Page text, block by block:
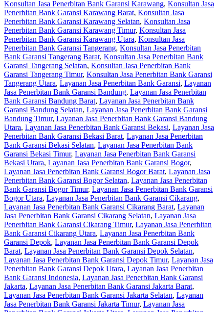
Konsultan Jasa Penerbitan Bank Garansi Karawang, Konsultan Jasa
Penerbitan Bank Garansi Karawang Barat, Konsultan Jasa
Penerbitan Bank Garansi Karawang Selatan, Konsultan Jasa
Penerbitan Bank Garansi Karawang Timur, Konsultan Jasa
Penerbitan Bank Garansi Karawang Utara, Konsultan Jasa
Penerbitan Bank Garansi Tangerang, Konsultan Jasa Penerbitan
Bank Garansi Tangerang Barat, Konsultan Jasa Penerbitan Bank
Garansi Tangerang Selatan, Konsultan Jasa Penerbitan Bank
Garansi Tangerang Timur, Konsultan Jasa Penerbitan Bank Garansi
Tangerang Utara, Layanan Jasa Penerbitan Bank Garansi, Layanan
Jasa Penerbitan Bank Garansi Bandung, Layanan Jasa Penerbitan
Bank Garansi Bandung Barat, Layanan Jasa Penerbitan Bank
Garansi Bandung Selatan, Layanan Jasa Penerbitan Bank Garansi
Bandung Timur, Layanan Jasa Penerbitan Bank Garansi Bandung
Utara, Layanan Jasa Penerbitan Bank Garansi Bekasi, Layanan Jasa
Penerbitan Bank Garansi Bekasi Barat, Layanan Jasa Penerbitan
Bank Garansi Bekasi Selatan, Layanan Jasa Penerbitan Bank
Garansi Bekasi Timur, Layanan Jasa Penerbitan Bank Garansi
Bekasi Utara, Layanan Jasa Penerbitan Bank Garansi Bogor,
Layanan Jasa Penerbitan Bank Garansi Bogor Barat, Layanan Jasa
Penerbitan Bank Garansi Bogor Selatan, Layanan Jasa Penerbitan
Bank Garansi Bogor Timur, Layanan Jasa Penerbitan Bank Garansi
Bogor Utara, Layanan Jasa Penerbitan Bank Garansi Cikarang,
Layanan Jasa Penerbitan Bank Garansi Cikarang Barat, Layanan
Jasa Penerbitan Bank Garansi Cikarang Selatan, Layanan Jasa
Penerbitan Bank Garansi Cikarang Timur, Layanan Jasa Penerbitan
Bank Garansi Cikarang Utara, Layanan Jasa Penerbitan Bank
Garansi Depok, Layanan Jasa Penerbitan Bank Garansi Depok
Barat, Layanan Jasa Penerbitan Bank Garansi Depok Selatan,
Layanan Jasa Penerbitan Bank Garansi Depok Timur, Layanan Jasa
Penerbitan Bank Garansi Depok Utara, Layanan Jasa Penerbitan
Bank Garansi Indonesia, Layanan Jasa Penerbitan Bank Garansi
Jakarta, Layanan Jasa Penerbitan Bank Garansi Jakarta Barat,
Layanan Jasa Penerbitan Bank Garansi Jakarta Selatan, Layanan
Jasa Penerbitan Bank Garansi Jakarta Timur, Layanan Jasa